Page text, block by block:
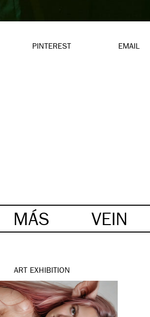
PINTEREST EMAIL
MÁS VEIN
ART EXHIBITION